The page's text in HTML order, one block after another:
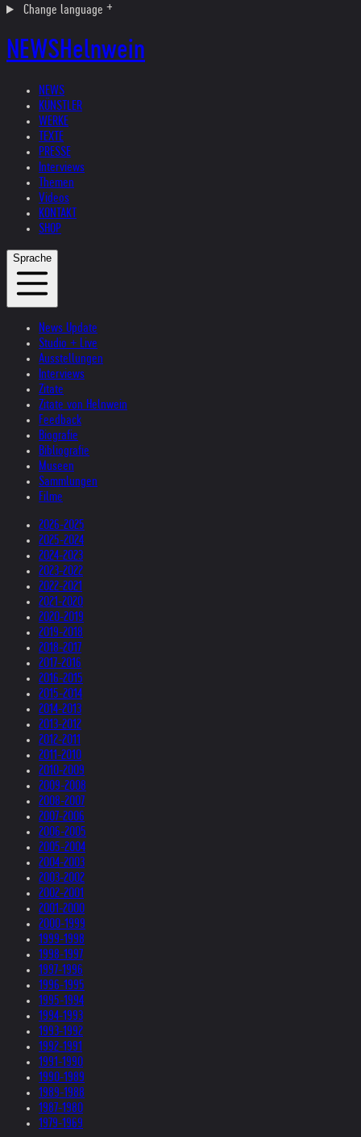
Change language
NEWSHelnwein
NEWS
KÜNSTLER
WERKE
TEXTE
PRESSE
Interviews
Themen
Videos
KONTAKT
SHOP
Sprache
News Update
Studio + Live
Ausstellungen
Interviews
Zitate
Zitate von Helnwein
Feedback
Biografie
Bibliografie
Museen
Sammlungen
Filme
2026-2025
2025-2024
2024-2023
2023-2022
2022-2021
2021-2020
2020-2019
2019-2018
2018-2017
2017-2016
2016-2015
2015-2014
2014-2013
2013-2012
2012-2011
2011-2010
2010-2009
2009-2008
2008-2007
2007-2006
2006-2005
2005-2004
2004-2003
2003-2002
2002-2001
2001-2000
2000-1999
1999-1998
1998-1997
1997-1996
1996-1995
1995-1994
1994-1993
1993-1992
1992-1991
1991-1990
1990-1989
1989-1988
1987-1980
1979-1969